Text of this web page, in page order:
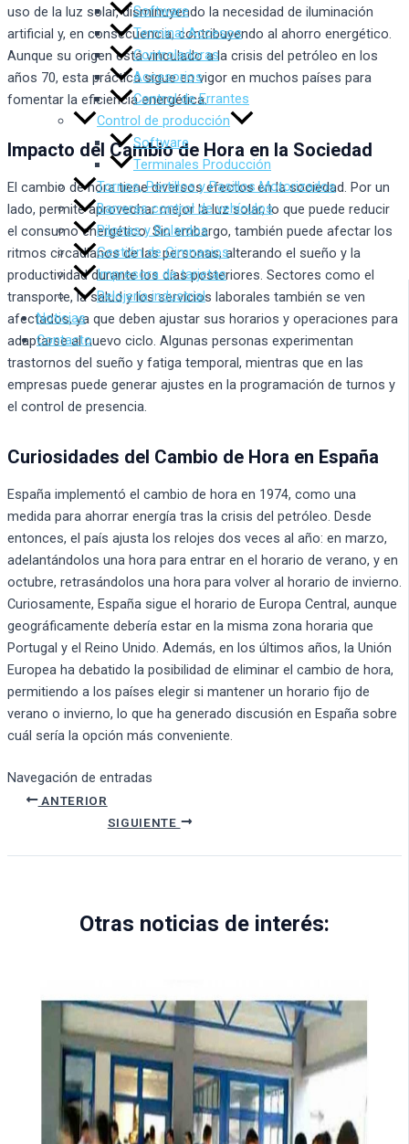
Software
Terminal Accesos
Controladoras
Accesorios
Control de Errantes
Control de producción
Software
Terminales Producción
Tornos, Portillos y Pasillos Motorizados
Barreras control de vehículos
Pilonas y Bolardos
Gestión de Gimnasios
Impresora de tarjetas
Relojería industrial
Noticias
Contacto
uso de la luz solar, disminuyendo la necesidad de iluminación
artificial y, en consecuencia, contribuyendo al ahorro energético.
Aunque su origen está vinculado a la crisis del petróleo en los
años 70, esta práctica sigue en vigor en muchos países para
fomentar la eficiencia energética.
Impacto del Cambio de Hora en la Sociedad
El cambio de hora tiene diversos efectos en la sociedad. Por un
lado, permite aprovechar mejor la luz solar, lo que puede reducir
el consumo energético. Sin embargo, también puede afectar los
ritmos circadianos de las personas, alterando el sueño y la
productividad durante los días posteriores. Sectores como el
transporte, la salud y los servicios laborales también se ven
afectados, ya que deben ajustar sus horarios y operaciones para
adaptarse al nuevo ciclo. Algunas personas experimentan
trastornos del sueño y fatiga temporal, mientras que en las
empresas puede generar ajustes en la programación de turnos y
el control de presencia.
Curiosidades del Cambio de Hora en España
España implementó el cambio de hora en 1974, como una
medida para ahorrar energía tras la crisis del petróleo. Desde
entonces, el país ajusta los relojes dos veces al año: en marzo,
adelantándolos una hora para entrar en el horario de verano, y en
octubre, retrasándolos una hora para volver al horario de invierno.
Curiosamente, España sigue el horario de Europa Central, aunque
geográficamente debería estar en la misma zona horaria que
Portugal y el Reino Unido. Además, en los últimos años, la Unión
Europea ha debatido la posibilidad de eliminar el cambio de hora,
permitiendo a los países elegir si mantener un horario fijo de
verano o invierno, lo que ha generado discusión en España sobre
cuál sería la opción más conveniente.
Navegación de entradas
ANTERIOR
SIGUIENTE
Otras noticias de interés: